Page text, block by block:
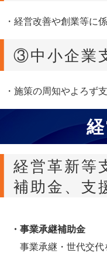
・経営改善や創業等に
③中小企業
・施策の周知やよろず
経営革新等
補助金、支
・事業承継補助金
事業承継・世代交